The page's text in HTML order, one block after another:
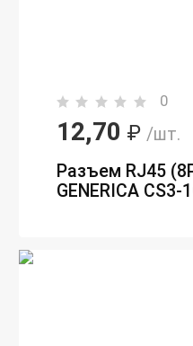
0
12,70 ₽ /шт.
Разъем RJ45
GENERICA CS3-